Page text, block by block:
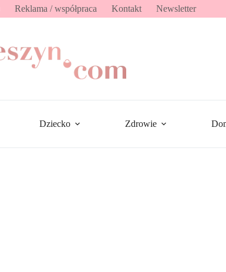
Reklama / współpraca Kontakt Newsletter
Dziecko Zdrowie